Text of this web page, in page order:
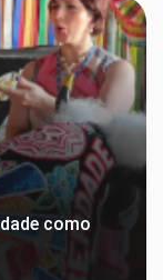
como